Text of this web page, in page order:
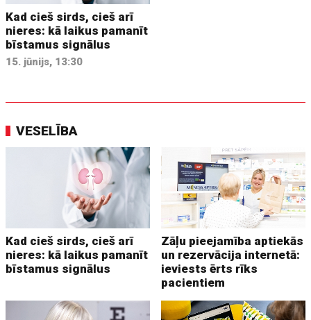
Kad cieš sirds, cieš arī
nieres: kā laikus pamanīt
bīstamus signālus
15. jūnijs, 13:30
VESELĪBA
Kad cieš sirds, cieš arī
nieres: kā laikus pamanīt
bīstamus signālus
Zāļu pieejamība aptiekās
un rezervācija internetā:
ieviests ērts rīks
pacientiem